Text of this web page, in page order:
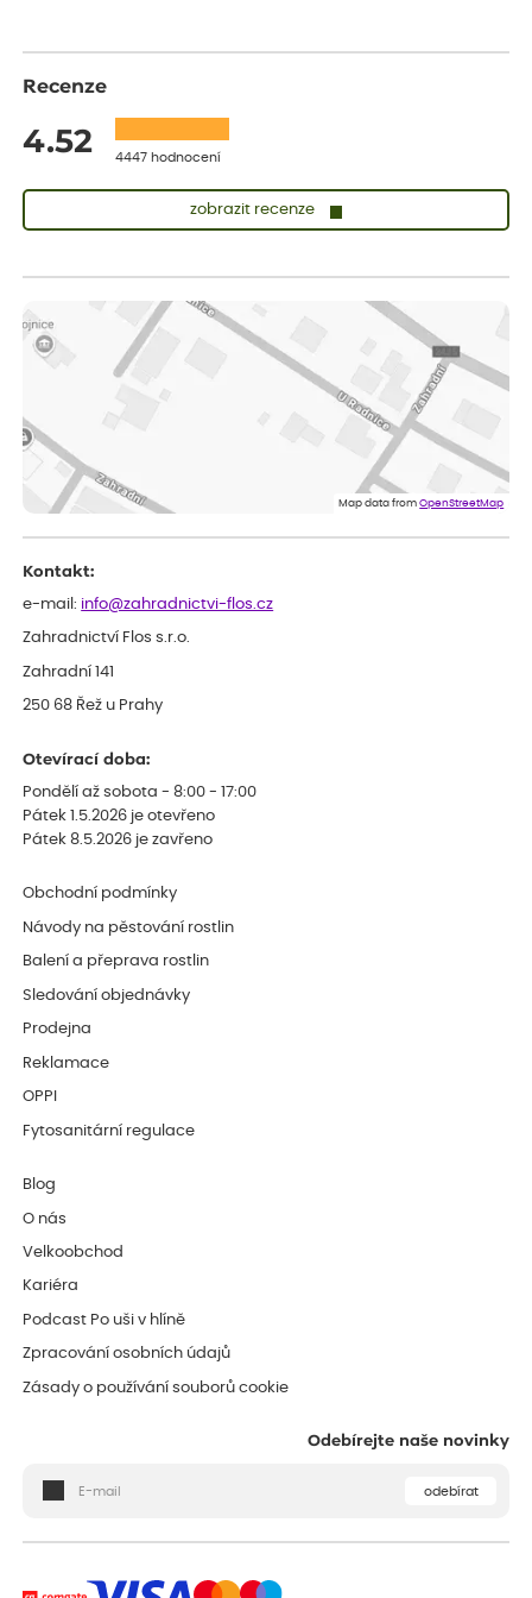
Recenze
4.52 4447 hodnocení
zobrazit recenze
vše v naprostém pořádku
ověřený nákup před 1 dnem
Jana
Flos je nejlepší &#129321;
Map data fromOpenStreetMap
Kontakt:
e-mail: info@zahradnictvi-flos.cz
Zahradnictví Flos s.r.o.
Zahradní 141
250 68 Řež u Prahy
Otevírací doba:
Pondělí až sobota - 8:00 - 17:00
Pátek 1.5.2026 je otevřeno
Pátek 8.5.2026 je zavřeno
Obchodní podmínky
Návody na pěstování rostlin
Balení a přeprava rostlin
Sledování objednávky
Prodejna
Reklamace
OPPI
Fytosanitární regulace
Blog
O nás
Velkoobchod
Kariéra
Podcast Po uši v hlíně
Zpracování osobních údajů
Zásady o používání souborů cookie
Odebírejte naše novinky
odebírat